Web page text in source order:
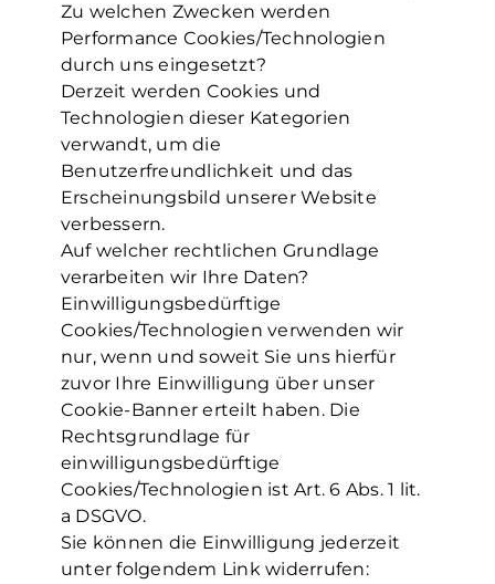
Zu welchen Zwecken werden
Performance Cookies/Technologien
durch uns eingesetzt?
Derzeit werden Cookies und
Technologien dieser Kategorien
verwandt, um die
Benutzerfreundlichkeit und das
Erscheinungsbild unserer Website
verbessern.
Auf welcher rechtlichen Grundlage
verarbeiten wir Ihre Daten?
Einwilligungsbedürftige
Cookies/Technologien verwenden wir
nur, wenn und soweit Sie uns hierfür
zuvor Ihre Einwilligung über unser
Cookie-Banner erteilt haben. Die
Rechtsgrundlage für
einwilligungsbedürftige
Cookies/Technologien ist Art. 6 Abs. 1 lit.
a DSGVO.
Sie können die Einwilligung jederzeit
unter folgendem Link widerrufen: